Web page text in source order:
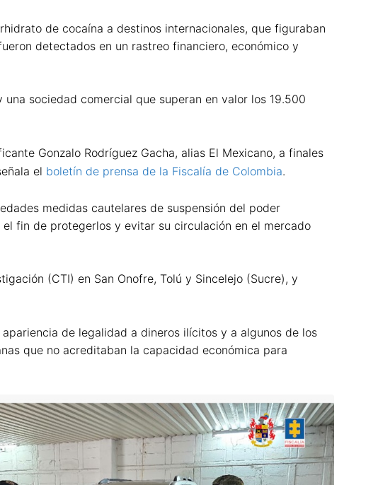
de cocaína a destinos internacionales, que figuraban
detectados en un rastreo financiero, económico y
sociedad comercial que superan en valor los 19.500
Gonzalo Rodríguez Gacha, alias El Mexicano, a finales
el boletín de prensa de la Fiscalía de Colombia.
medidas cautelares de suspensión del poder
fin de protegerlos y evitar su circulación en el mercado
(CTI) en San Onofre, Tolú y Sincelejo (Sucre), y
de legalidad a dineros ilícitos y a algunos de los
que no acreditaban la capacidad económica para